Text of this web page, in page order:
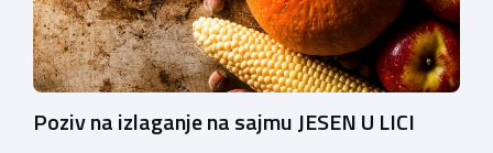
Poziv na izlaganje na sajmu JESEN U LICI